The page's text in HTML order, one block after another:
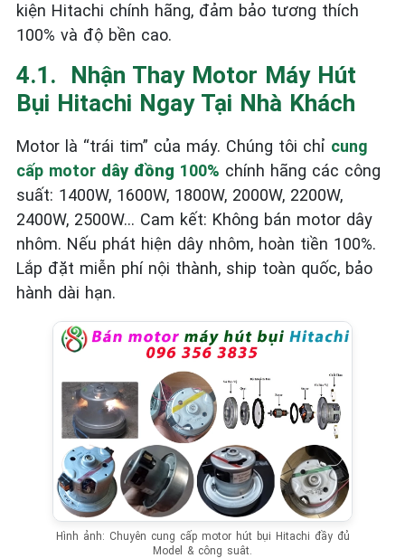
kiện Hitachi chính hãng, đảm bảo tương thích
100% và độ bền cao.
4.1. ️ Nhận Thay Motor Máy Hút
Bụi Hitachi Ngay Tại Nhà Khách
Motor là “trái tim” của máy. Chúng tôi chỉ cung
cấp motor dây đồng 100% chính hãng các công
suất: 1400W, 1600W, 1800W, 2000W, 2200W,
2400W, 2500W… Cam kết: Không bán motor dây
nhôm. Nếu phát hiện dây nhôm, hoàn tiền 100%.
Lắp đặt miễn phí nội thành, ship toàn quốc, bảo
hành dài hạn.
Hình ảnh: Chuyên cung cấp motor hút bụi Hitachi đầy đủ
Model & công suât.